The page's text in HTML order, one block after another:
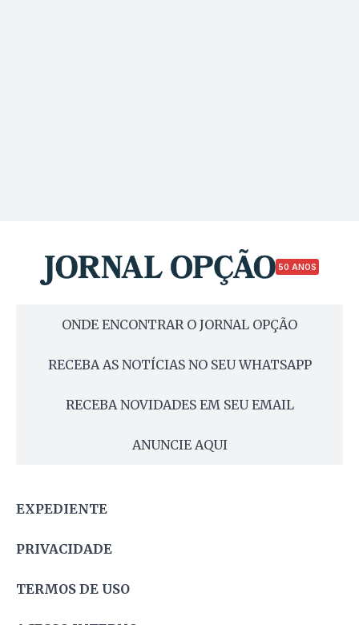
50 ANOS
ONDE ENCONTRAR O JORNAL OPÇÃO
RECEBA AS NOTÍCIAS NO SEU WHATSAPP
RECEBA NOVIDADES EM SEU EMAIL
ANUNCIE AQUI
EXPEDIENTE
PRIVACIDADE
TERMOS DE USO